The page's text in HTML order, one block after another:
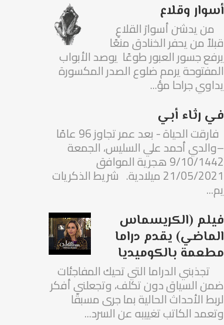
أسوار وقلاع
من يدشن أسوارَ القلاعِ
قبلاً من يحفر الخنادق منعًا
يرفع جسور العبور طوعًا يوصد الأبواب
المفتوحة يرمم ضلوع الصدر المكسورة
يداوي جراحا مؤ...
في رثاء أبي
فارقت الحياة - بعد عمر تجاوز 96 عامًا
–والدي أحمد علي السليس، الجمعة
9/10/1442 هجرية الموافق
21/05/2021 ميلادية. شريط الذكريات
يم...
فيلم (الكريسماس
الماضي) يقدم دراما
مطعمة بالكوميديا
تجذبني الدراما التي تحيك المفاجئات
ضمن السياق دون تكلف، وتجعلني أفكر
لربط الأحداث الحالية بما جرى مسبقًا
وتعمد الكاتب تغييبه عن السرد...